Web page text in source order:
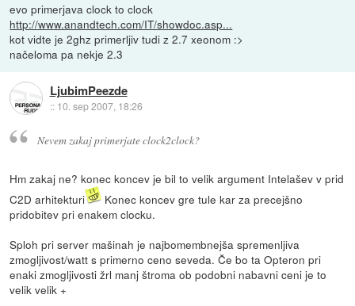
evo primerjava clock to clock
http://www.anandtech.com/IT/showdoc.asp...
kot vidte je 2ghz primerljiv tudi z 2.7 xeonom :>
načeloma pa nekje 2.3
LjubimPeezde
:: 10. sep 2007, 18:26
Nevem zakaj primerjate clock2clock?
Hm zakaj ne? konec koncev je bil to velik argument Intelašev v prid
C2D arhitekturi
Konec koncev gre tule kar za precejšno
pridobitev pri enakem clocku.
Sploh pri server mašinah je najbomembnejša spremenljiva
zmogljivost/watt s primerno ceno seveda. Če bo ta Opteron pri
enaki zmogljivosti žrl manj štroma ob podobni nabavni ceni je to
velik velik +